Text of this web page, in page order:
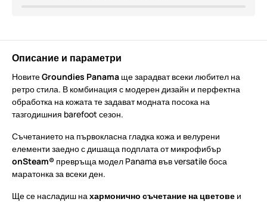
Описание и параметри
НовитеGroundies Panama ще зарадват всеки любител на
ретро стила. В комбинация с модерен дизайн и перфектна
обработка на кожата те задават модната посока на
тазгодишния barefoot сезон.
Съчетанието на първокласна гладка кожа и велурени
елементи заедно с дишаща подплата от микрофибър
onSteam® превръща модел Panama във versatile боса
маратонка за всеки ден.
Ще се насладиш нахармонично съчетание на цветове и